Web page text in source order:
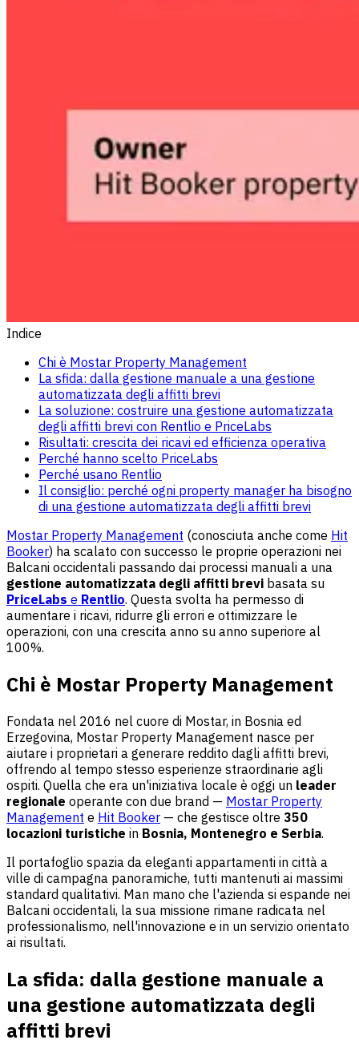
Indice
Chi è Mostar Property Management
La sfida: dalla gestione manuale a una gestione
automatizzata degli affitti brevi
La soluzione: costruire una gestione automatizzata
degli affitti brevi con Rentlio e PriceLabs
Risultati: crescita dei ricavi ed efficienza operativa
Perché hanno scelto PriceLabs
Perché usano Rentlio
Il consiglio: perché ogni property manager ha bisogno
di una gestione automatizzata degli affitti brevi
Mostar Property Management (conosciuta anche come Hit
Booker) ha scalato con successo le proprie operazioni nei
Balcani occidentali passando dai processi manuali a una
gestione automatizzata degli affitti brevi basata su
PriceLabs e Rentlio. Questa svolta ha permesso di
aumentare i ricavi, ridurre gli errori e ottimizzare le
operazioni, con una crescita anno su anno superiore al
100%.
Chi è Mostar Property Management
Fondata nel 2016 nel cuore di Mostar, in Bosnia ed
Erzegovina, Mostar Property Management nasce per
aiutare i proprietari a generare reddito dagli affitti brevi,
offrendo al tempo stesso esperienze straordinarie agli
ospiti. Quella che era un'iniziativa locale è oggi un leader
regionale operante con due brand — Mostar Property
Management e Hit Booker — che gestisce oltre 350
locazioni turistiche in Bosnia, Montenegro e Serbia.
Il portafoglio spazia da eleganti appartamenti in città a
ville di campagna panoramiche, tutti mantenuti ai massimi
standard qualitativi. Man mano che l'azienda si espande nei
Balcani occidentali, la sua missione rimane radicata nel
professionalismo, nell'innovazione e in un servizio orientato
ai risultati.
La sfida: dalla gestione manuale a
una gestione automatizzata degli
affitti brevi